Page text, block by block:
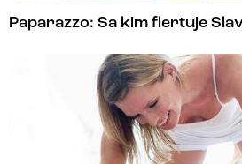
Paparazzo: Sa kim flertuje